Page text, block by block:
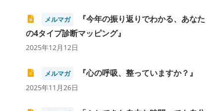
メルマガ
『今年の振り返りでわかる、あなた
の4タイプ診断マッピング』
2025年12月12日
メルマガ 『心の呼吸、整っていますか？』
2025年11月26日